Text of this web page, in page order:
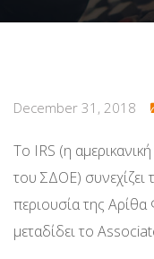
December 31, 2018
Το ΙRS (η
του ΣΔΟΕ) συνεχίζει
περιουσία της Αρίθα
μεταδίδει το